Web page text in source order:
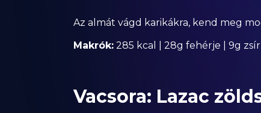
Az almát vágd karikákra, kend meg
Makrók: 285 kcal | 28g fehérje | 9g
Vacsora: Lazac